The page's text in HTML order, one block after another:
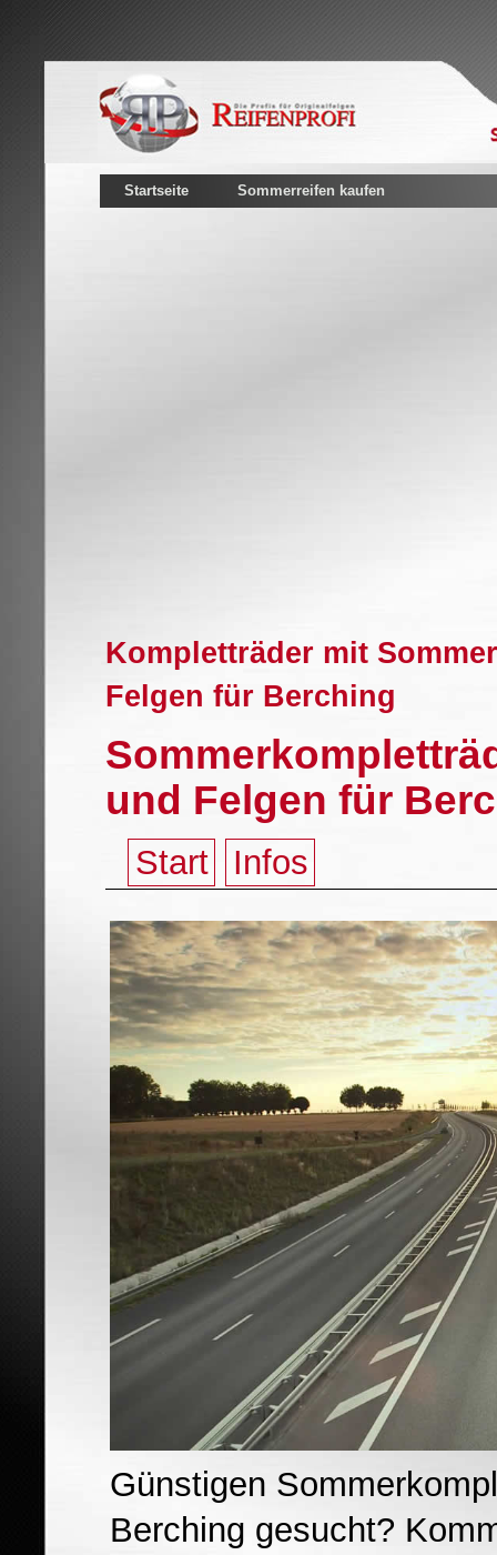
Startseite Sommerreifen kaufen
Kompletträder mit
Felgen für Berching
und Felgen für
Start Infos
Günstigen
Berching gesucht?